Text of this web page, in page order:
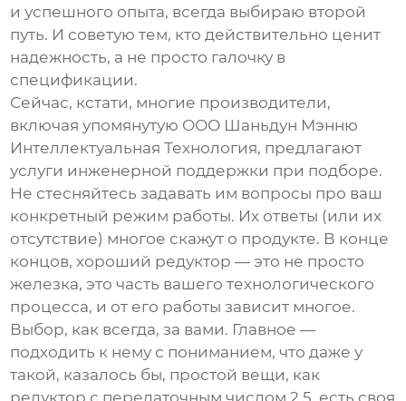
и успешного опыта, всегда выбираю второй
путь. И советую тем, кто действительно ценит
надежность, а не просто галочку в
спецификации.
Сейчас, кстати, многие производители,
включая упомянутую ООО Шаньдун Мэнню
Интеллектуальная Технология, предлагают
услуги инженерной поддержки при подборе.
Не стесняйтесь задавать им вопросы про ваш
конкретный режим работы. Их ответы (или их
отсутствие) многое скажут о продукте. В конце
концов, хороший редуктор — это не просто
железка, это часть вашего технологического
процесса, и от его работы зависит многое.
Выбор, как всегда, за вами. Главное —
подходить к нему с пониманием, что даже у
такой, казалось бы, простой вещи, как